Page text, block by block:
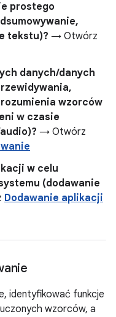
prostego
tekstu)? → Otwórz
danych/danych
wzorców
w czasie
→ Otwórz
w celu
(dodawanie
Dodawanie aplikacji
identyfikować funkcje
wzorców, a